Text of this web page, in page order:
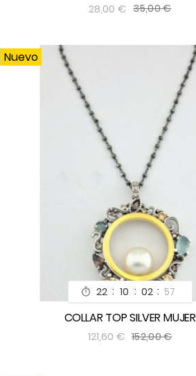
28,00 € 35,00 €
Nuevo
 22 : 10 : 02 : 55
 
COLLAR TOP SILVER MUJER
121,60 € 152,00 €